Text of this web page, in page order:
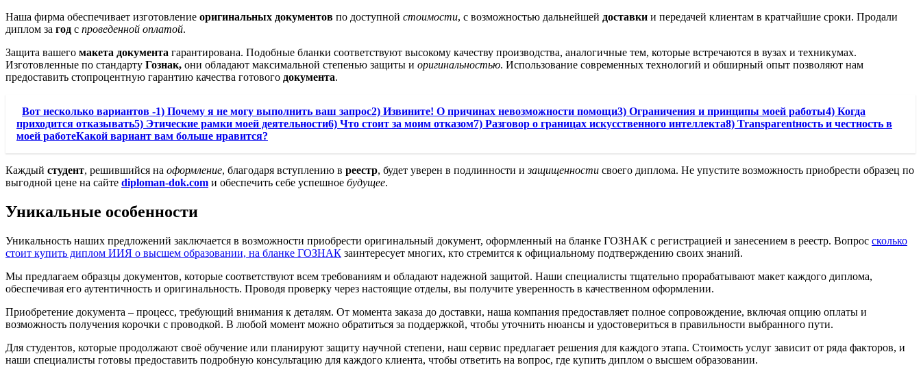
Наша фирма обеспечивает изготовление оригинальных документов по доступной стоимости, с возможностью дальнейшей доставки и передачей клиентам в кратчайшие сроки. Продали
диплом за год с проведенной оплатой.
Защита вашего макета документа гарантирована. Подобные бланки соответствуют высокому качеству производства, аналогичные тем, которые встречаются в вузах и техникумах.
Изготовленные по стандарту Гознак, они обладают максимальной степенью защиты и оригинальностью. Использование современных технологий и обширный опыт позволяют нам
предоставить стопроцентную гарантию качества готового документа.
Вот несколько вариантов -1) Почему я не могу выполнить ваш запрос2) Извините! О причинах невозможности помощи3) Ограничения и принципы моей работы4) Когда
приходится отказывать5) Этические рамки моей деятельности6) Что стоит за моим отказом7) Разговор о границах искусственного интеллекта8) Transparentность и честность в
моей работеКакой вариант вам больше нравится?
Каждый студент, решившийся на оформление, благодаря вступлению в реестр, будет уверен в подлинности изащищенности своего диплома. Не упустите возможность приобрести образец по
выгодной цене на сайте diploman-dok.com и обеспечить себе успешное будущее.
Уникальные особенности
Уникальность наших предложений заключается в возможности приобрести оригинальный документ, оформленный на бланке ГОЗНАК с регистрацией и занесением в реестр. Вопрос сколько
стоит купить диплом ИИЯ о высшем образовании, на бланке ГОЗНАК заинтересует многих, кто стремится к официальному подтверждению своих знаний.
Мы предлагаем образцы документов, которые соответствуют всем требованиям и обладают надежной защитой. Наши специалисты тщательно прорабатывают макет каждого диплома,
обеспечивая его аутентичность и оригинальность. Проводя проверку через настоящие отделы, вы получите уверенность в качественном оформлении.
Приобретение документа – процесс, требующий внимания к деталям. От момента заказа до доставки, наша компания предоставляет полное сопровождение, включая опцию оплаты и
возможность получения корочки с проводкой. В любой момент можно обратиться за поддержкой, чтобы уточнить нюансы и удостовериться в правильности выбранного пути.
Для студентов, которые продолжают своё обучение или планируют защиту научной степени, наш сервис предлагает решения для каждого этапа. Стоимость услуг зависит от ряда факторов, и
наши специалисты готовы предоставить подробную консультацию для каждого клиента, чтобы ответить на вопрос, где купить диплом о высшем образовании.